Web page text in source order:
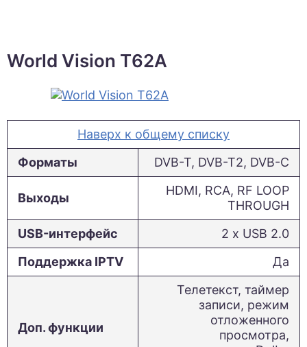
World Vision T62A
Наверх к общему списку
Форматы
DVB-T, DVB-T2, DVB-C
Выходы
HDMI, RCA, RF LOOP
THROUGH
USB-интерфейс
2 х USB 2.0
Поддержка IPTV
Да
Доп. функции
Телетекст, таймер
записи, режим
отложенного
просмотра,